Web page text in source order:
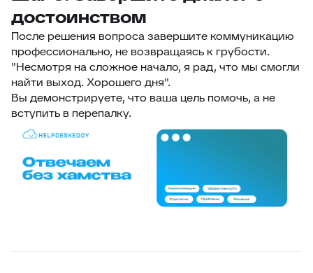
достоинством
После решения вопроса завершите коммуникацию
профессионально, не возвращаясь к грубости.
"Несмотря на сложное начало, я рад, что мы смогли
найти выход. Хорошего дня".
Вы демонстрируете, что ваша цель помочь, а не
вступить в перепалку.